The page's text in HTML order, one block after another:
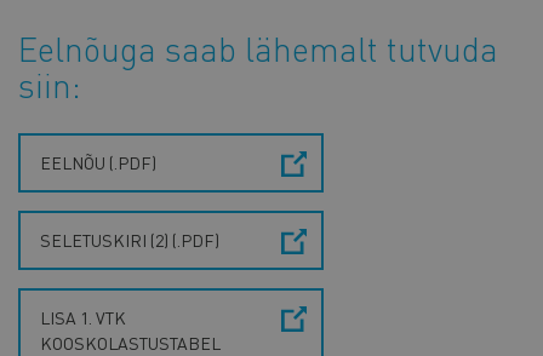
Eelnõuga saab lähemalt tutvuda
siin:
EELNÕU (.PDF)
SELETUSKIRI (2) (.PDF)
LISA 1. VTK
KOOSKOLASTUSTABEL